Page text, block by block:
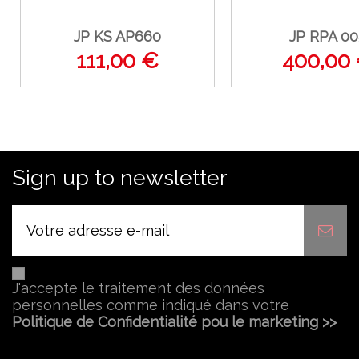
JP KS AP660
111,00 €
JP RPA
400,00
Sign up to newsletter
J'accepte le traitement des données
personnelles comme indiqué dans votre
Politique de Confidentialité pou le marketing >>